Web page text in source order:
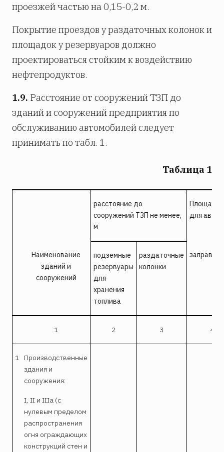
проезжей частью на 0,15-0,2 м.
Покрытие проездов у раздаточных колонок и
площадок у резервуаров должно
проектироваться стойким к воздействию
нефтепродуктов.
1.9. Расстояние от сооружений ТЗП до
зданий и сооружений предприятия по
обслуживанию автомобилей следует
принимать по табл. 1.
Таблица 1
расстояние до
сооружений ТЗП не менее,
м
Площадка
для авто-
Наименование
зданий и
сооружений
подземные
резервуары
для
хранения
топлива
раздаточные
колонки
1 2 3 4
1
Производственные
здания и
сооружения:
I, II и IIIa (с
нулевым пределом
распространения
огня ограждающих
конструкций стен и